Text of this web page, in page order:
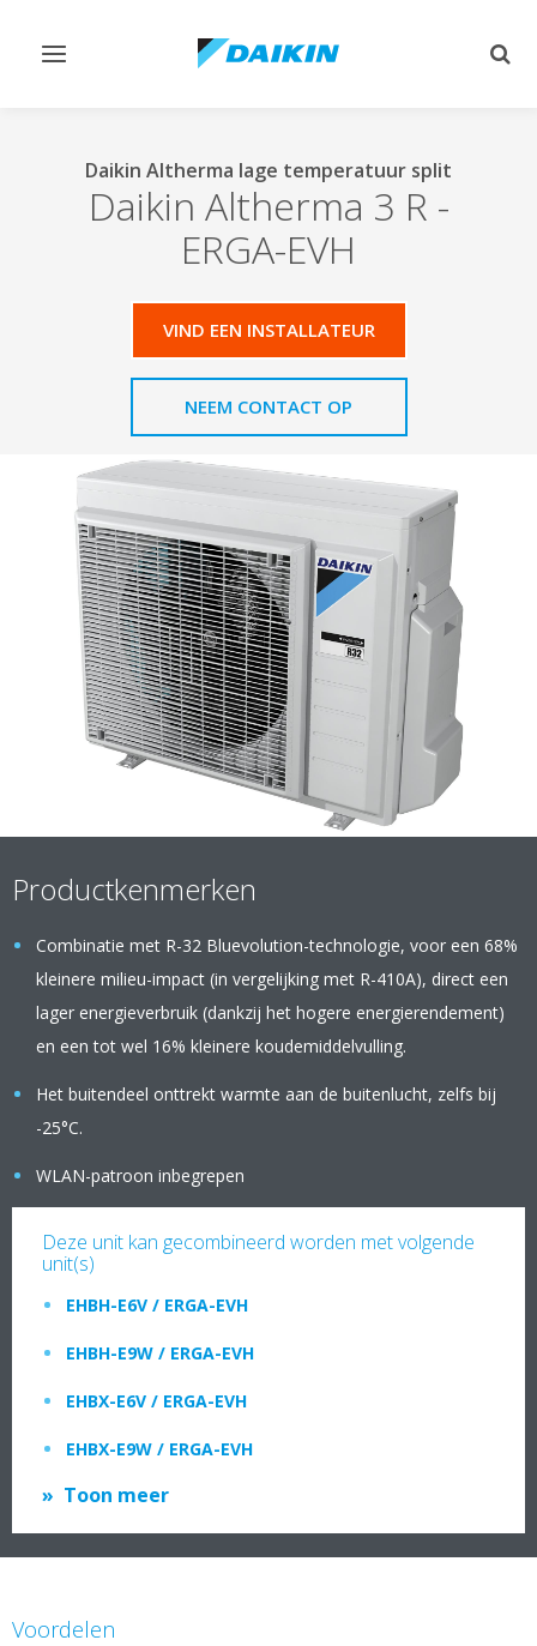
Navigatie
Daikin Altherma lage temperatuur split
Daikin Altherma 3 R -
ERGA-EVH
VIND EEN INSTALLATEUR
NEEM CONTACT OP
Productkenmerken
Combinatie met R-32 Bluevolution-technologie, voor een 68%
kleinere milieu-impact (in vergelijking met R-410A), direct een
lager energieverbruik (dankzij het hogere energierendement)
en een tot wel 16% kleinere koudemiddelvulling.
Het buitendeel onttrekt warmte aan de buitenlucht, zelfs bij
-25°C.
WLAN-patroon inbegrepen
Deze unit kan gecombineerd worden met volgende
unit(s)
EHBH-E6V / ERGA-EVH
EHBH-E9W / ERGA-EVH
EHBX-E6V / ERGA-EVH
EHBX-E9W / ERGA-EVH
Toon meer
Voordelen